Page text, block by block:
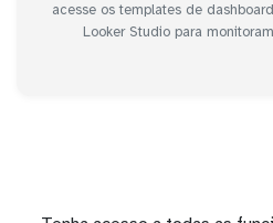
acesse os templates de
Looker Studio para